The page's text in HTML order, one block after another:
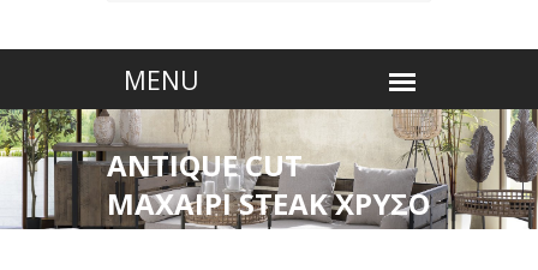
ANTIQUE CUT
ΜΑΧΑΙΡΙ STEAK ΧΡΥΣΟ
ΛΑΒΗ ΧΡΩΜΑ ΞΥΛΟΥ